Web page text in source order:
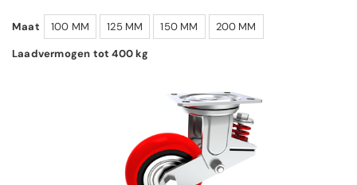
Maat 100 MM 125 MM 150 MM
200 MM
Laadvermogen tot 400 kg